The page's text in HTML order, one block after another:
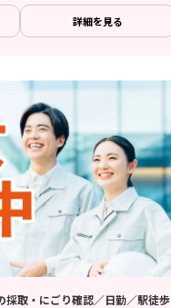
詳細を見る
採取・にごり確認／日勤／駅徒歩